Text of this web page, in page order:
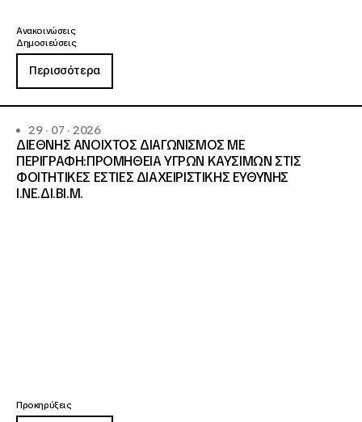
Ανακοινώσεις
Δημοσιεύσεις
Περισσότερα
29 · 07 · 2026
ΔΙΕΘΝΗΣ ΑΝΟΙΧΤΟΣ ΔΙΑΓΩΝΙΣΜΟΣ ΜΕ
ΠΕΡΙΓΡΑΦΗ:ΠΡΟΜΗΘΕΙΑ ΥΓΡΩΝ ΚΑΥΣΙΜΩΝ ΣΤΙΣ
ΦΟΙΤΗΤΙΚΕΣ ΕΣΤΙΕΣ ΔΙΑΧΕΙΡΙΣΤΙΚΗΣ ΕΥΘΥΝΗΣ
Ι.ΝΕ.ΔΙ.ΒΙ.Μ.
Προκηρύξεις